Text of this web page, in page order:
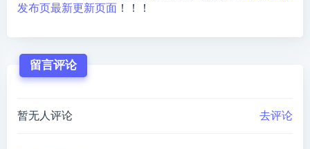
发布页最新更新页面 ！！！
留言评论
暂无人评论 去评论